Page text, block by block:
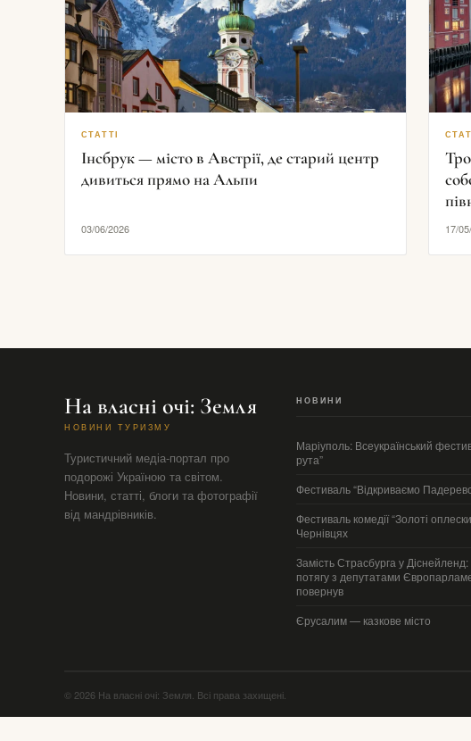
СТАТТІ
Інсбрук — місто в Австрії, де старий центр
дивиться прямо на Альпи
03/06/2026 17/
На власні очі: Земля
НОВИНИ ТУРИЗМУ
Туристичний медіа-портал про
подорожі Україною та світом.
Новини, статті, блоги та фотографії
від мандрівників.
НОВИНИ
Маріуполь: Всеукраїнський
рута”
Фестиваль “Відкриваємо
Фестиваль комедії “Золоті
Чернівцях
Замість Страсбурга у
потягу з депутатами
повернув
Єрусалим — казкове місто
© 2026 На власні очі: Земля. Всі права захищені.